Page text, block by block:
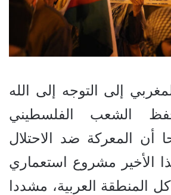
إلى التوجه إلى الله
الشعب الفلسطيني
أن المعركة ضد الاحتلال
الأخير مشروع استعماري
المنطقة العربية، مشددا